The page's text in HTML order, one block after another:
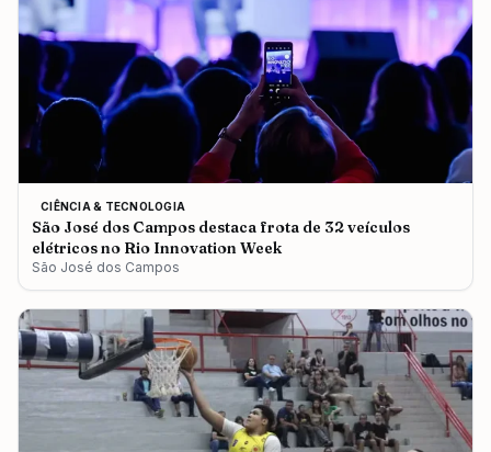
CIÊNCIA & TECNOLOGIA
São José dos Campos destaca frota de 32 veículos
elétricos no Rio Innovation Week
São José dos Campos